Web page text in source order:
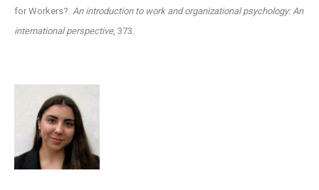
for Workers?. An introduction to work and organizational psychology: An
international perspective, 373.